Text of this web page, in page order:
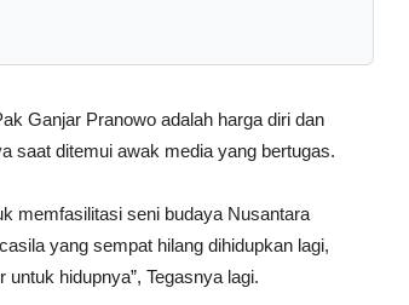
Ganjar Pranowo adalah harga diri dan
saat ditemui awak media yang bertugas.
memfasilitasi seni budaya Nusantara
yang sempat hilang dihidupkan lagi,
hidupnya”, Tegasnya lagi.